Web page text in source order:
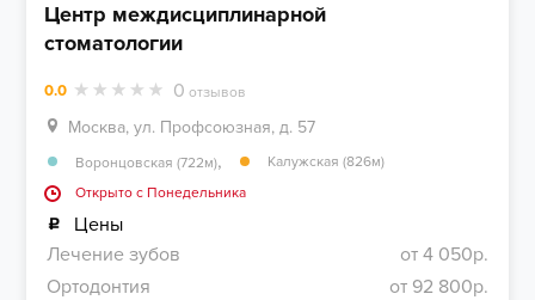
Центр междисциплинарной
стоматологии
0.0 0 отзывов
Москва, ул. Профсоюзная, д. 57
Воронцовская (722м),
Калужская (826м)
Открыто c Понедельника
Цены
Лечение зубов
от 4 050р.
Ортодонтия
от 92 800р.